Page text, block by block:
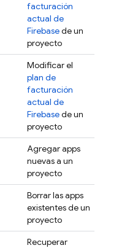
facturación
actual de
Firebasede un
proyecto
Modificar el
plan de
facturación
actual de
Firebasede un
proyecto
Agregar apps
nuevas a un
proyecto
Borrar las apps
existentes de un
proyecto
Recuperar